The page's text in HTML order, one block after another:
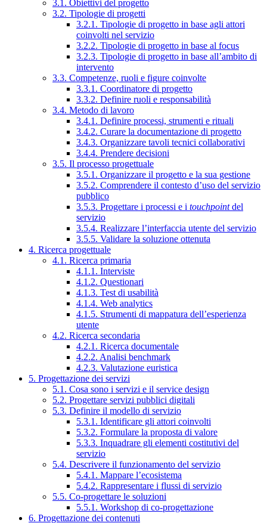
3.1. Obiettivi del progetto
3.2. Tipologie di progetti
3.2.1. Tipologie di progetto in base agli attori
coinvolti nel servizio
3.2.2. Tipologie di progetto in base al focus
3.2.3. Tipologie di progetto in base all’ambito di
intervento
3.3. Competenze, ruoli e figure coinvolte
3.3.1. Coordinatore di progetto
3.3.2. Definire ruoli e responsabilità
3.4. Metodo di lavoro
3.4.1. Definire processi, strumenti e rituali
3.4.2. Curare la documentazione di progetto
3.4.3. Organizzare tavoli tecnici collaborativi
3.4.4. Prendere decisioni
3.5. Il processo progettuale
3.5.1. Organizzare il progetto e la sua gestione
3.5.2. Comprendere il contesto d’uso del servizio
pubblico
3.5.3. Progettare i processi e i touchpointdel
servizio
3.5.4. Realizzare l’interfaccia utente del servizio
3.5.5. Validare la soluzione ottenuta
4. Ricerca progettuale
4.1. Ricerca primaria
4.1.1. Interviste
4.1.2. Questionari
4.1.3. Test di usabilità
4.1.4. Web analytics
4.1.5. Strumenti di mappatura dell’esperienza
utente
4.2. Ricerca secondaria
4.2.1. Ricerca documentale
4.2.2. Analisi benchmark
4.2.3. Valutazione euristica
5. Progettazione dei servizi
5.1. Cosa sono i servizi e il service design
5.2. Progettare servizi pubblici digitali
5.3. Definire il modello di servizio
5.3.1. Identificare gli attori coinvolti
5.3.2. Formulare la proposta di valore
5.3.3. Inquadrare gli elementi costitutivi del
servizio
5.4. Descrivere il funzionamento del servizio
5.4.1. Mappare l’ecosistema
5.4.2. Rappresentare i flussi di servizio
5.5. Co-progettare le soluzioni
5.5.1. Workshop di co-progettazione
6. Progettazione dei contenuti